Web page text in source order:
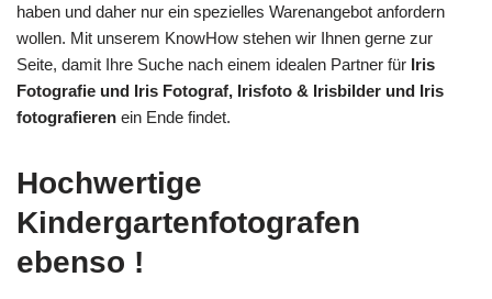
haben und daher nur ein spezielles Warenangebot anfordern
wollen. Mit unserem KnowHow stehen wir Ihnen gerne zur
Seite, damit Ihre Suche nach einem idealen Partner für Iris
Fotografie und Iris Fotograf, Irisfoto & Irisbilder und Iris
fotografieren ein Ende findet.
Hochwertige
Kindergartenfotografen
ebenso !